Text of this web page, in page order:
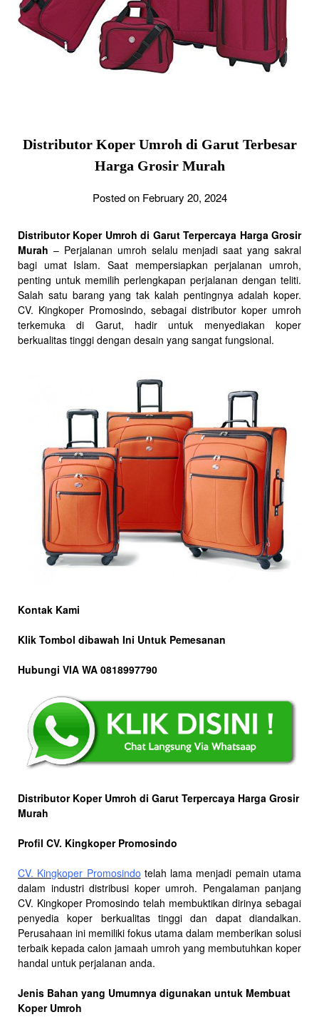
Distributor Koper Umroh di Garut Terbesar
Harga Grosir Murah
Posted on February 20, 2024
Distributor Koper Umroh di Garut Terpercaya Harga Grosir
Murah – Perjalanan umroh selalu menjadi saat yang sakral
bagi umat Islam. Saat mempersiapkan perjalanan umroh,
penting untuk memilih perlengkapan perjalanan dengan teliti.
Salah satu barang yang tak kalah pentingnya adalah koper.
CV. Kingkoper Promosindo, sebagai distributor koper umroh
terkemuka di Garut, hadir untuk menyediakan koper
berkualitas tinggi dengan desain yang sangat fungsional.
Kontak Kami
Klik Tombol dibawah Ini Untuk Pemesanan
Hubungi VIA WA 0818997790
Distributor Koper Umroh di Garut Terpercaya Harga Grosir
Murah
Profil CV. Kingkoper Promosindo
CV. Kingkoper Promosindo telah lama menjadi pemain utama
dalam industri distribusi koper umroh. Pengalaman panjang
CV. Kingkoper Promosindo telah membuktikan dirinya sebagai
penyedia koper berkualitas tinggi dan dapat diandalkan.
Perusahaan ini memiliki fokus utama dalam memberikan solusi
terbaik kepada calon jamaah umroh yang membutuhkan koper
handal untuk perjalanan anda.
Jenis Bahan yang Umumnya digunakan untuk Membuat
Koper Umroh